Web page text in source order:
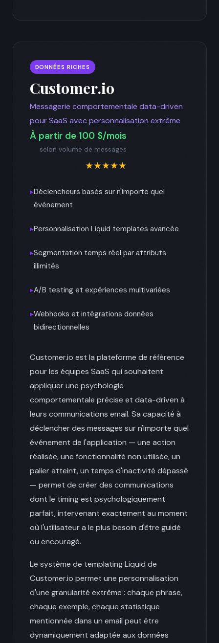
DONNÉES RICHES
Customer.io
Messagerie comportementale data-driven
pour SaaS avec personnalisation extrême
À partir de 100 $/mois
selon volume de messages
★★★★★
▸Déclencheurs basés sur n'importe quel
événement
▸Personnalisation Liquid templates avancée
▸Segmentation temps réel par attributs
illimités
▸A/B testing et expériences multivariées
▸Webhooks et intégrations données
bidirectionnelles
Customer.io est la plateforme de référence
pour les équipes SaaS qui souhaitent
appliquer une psychologie
comportementale précise et data-driven à
leurs communications email. Sa capacité à
déclencher des messages sur n'importe quel
événement de l'application — une action
réalisée, une fonctionnalité non utilisée, un
palier atteint, un temps d'inactivité dépassé
— permet de créer des communications
dont le timing est psychologiquement
parfait, intervenant exactement au moment
où l'utilisateur a le plus besoin d'être guidé
ou encouragé.
Le système de templating Liquid de
Customer.io permet une personnalisation
d'une granularité extrême : chaque phrase,
chaque exemple, chaque statistique
mentionnée dans un email peut être
dynamiquement adaptée aux données